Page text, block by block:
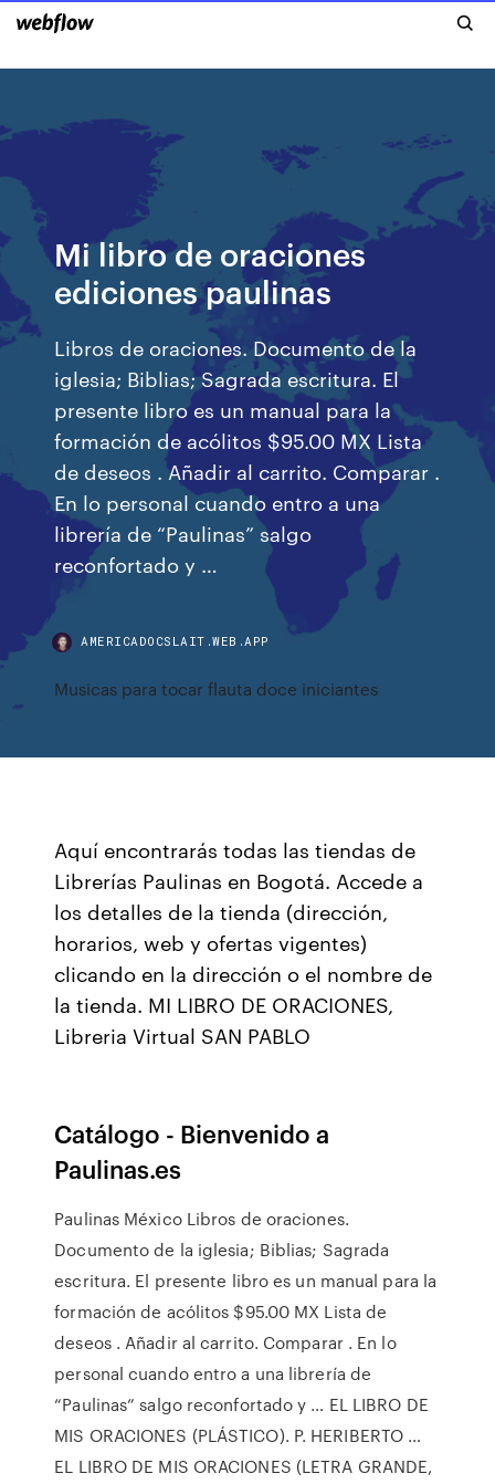
Mi libro de oraciones
ediciones paulinas
Libros de oraciones. Documento de la
iglesia; Biblias; Sagrada escritura. El
presente libro es un manual para la
formación de acólitos $95.00 MX Lista
de deseos . Añadir al carrito. Comparar .
En lo personal cuando entro a una
librería de “Paulinas” salgo
reconfortado y …
AMERICADOCSLAIT.WEB.APP
Musicas para tocar flauta doce iniciantes
Aquí encontrarás todas las tiendas de
Librerías Paulinas en Bogotá. Accede a
los detalles de la tienda (dirección,
horarios, web y ofertas vigentes)
clicando en la dirección o el nombre de
la tienda. MI LIBRO DE ORACIONES,
Libreria Virtual SAN PABLO
Catálogo - Bienvenido a
Paulinas.es
Paulinas México Libros de oraciones.
Documento de la iglesia; Biblias; Sagrada
escritura. El presente libro es un manual para la
formación de acólitos $95.00 MX Lista de
deseos . Añadir al carrito. Comparar . En lo
personal cuando entro a una librería de
“Paulinas” salgo reconfortado y … EL LIBRO DE
MIS ORACIONES (PLÁSTICO). P. HERIBERTO …
EL LIBRO DE MIS ORACIONES (LETRA GRANDE,